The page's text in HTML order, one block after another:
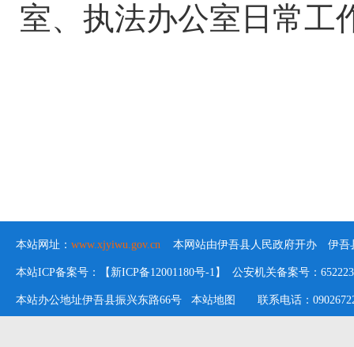
室、执法办公室日常工
本站网址： www.xjyiwu.gov.cn 本网站由伊吾县人民政府开办 伊吾
本站ICP备案号：【新ICP备12001180号-1】 公安机关备案号：
本站办公地址伊吾县振兴东路66号 本站地图 联系电话：